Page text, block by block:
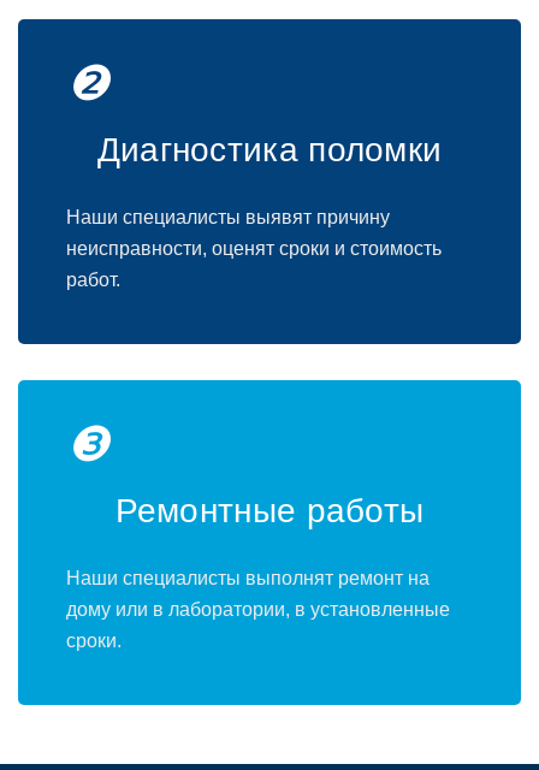
❷
Диагностика поломки
Наши специалисты выявят причину
неисправности, оценят сроки и стоимость
работ.
❸
Ремонтные работы
Наши специалисты выполнят ремонт на
дому или в лаборатории, в установленные
сроки.